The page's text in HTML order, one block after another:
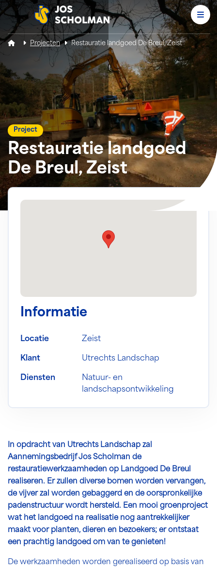
Jos Scholman
Projecten Restauratie landgoed De Breul, Zeist
Restauratie landgoed
De Breul, Zeist
Project
Informatie
Locatie Zeist
Klant Utrechts Landschap
Diensten
Natuur- en
landschapsontwikkeling
In opdracht van Utrechts Landschap zal
Aannemingsbedrijf Jos Scholman de
restauratiewerkzaamheden op Landgoed De Breul
realiseren. Er zullen diverse bomen worden vervangen,
de vijver zal worden gebaggerd en de oorspronkelijke
padenstructuur wordt hersteld. Een mooi groenproject
wat het landgoed na realisatie nog aantrekkelijker
maakt voor planten, dieren en bezoekers; er ontstaat
een prachtig landgoed om van te genieten!
De werkzaamheden worden gerealiseerd op basis van